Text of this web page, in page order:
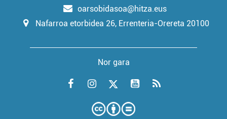
oarsobidasoa@hitza.eus
Nafarroa etorbidea 26, Errenteria-Orereta 20100
Nor gara